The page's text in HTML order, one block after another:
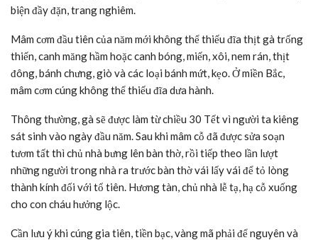
biện đầy đặn, trang nghiêm.
Mâm cơm đầu tiên của năm mới không thể thiếu đĩa thịt gà trống
thiến, canh măng hầm hoặc canh bóng, miến, xôi, nem rán, thịt
đông, bánh chưng, giò và các loại bánh mứt, kẹo. Ở miền Bắc,
mâm cơm cúng không thể thiếu đĩa dưa hành.
Thông thường, gà sẽ được làm từ chiều 30 Tết vì người ta kiêng
sát sinh vào ngày đầu năm. Sau khi mâm cỗ đã được sửa soạn
tươm tất thì chủ nhà bưng lên bàn thờ, rồi tiếp theo lần lượt
những người trong nhà ra trước bàn thờ vái lấy vái để tỏ lòng
thành kính đối với tổ tiên. Hương tàn, chủ nhà lễ tạ, hạ cỗ xuống
cho con cháu hưởng lộc.
Cần lưu ý khi cúng gia tiên, tiền bạc, vàng mã phải để nguyên và